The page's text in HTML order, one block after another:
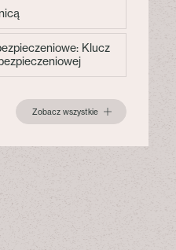
Klucz
Zobacz wszystkie